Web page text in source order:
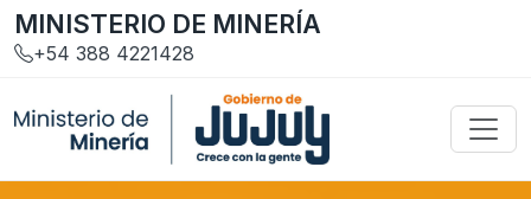
MINISTERIO DE MINERÍA
+54 388 4221428